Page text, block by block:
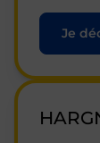
Je